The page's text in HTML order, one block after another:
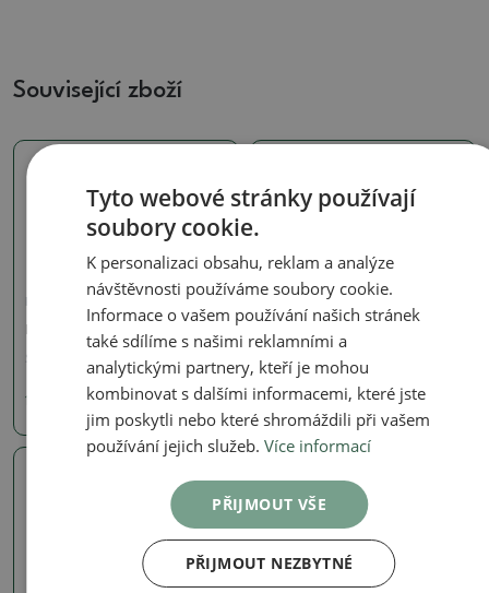
Související zboží
bonsai_elixir 0,5l
148 Kč
Hnojiva na bonsaje
SKU: doplnky_03
49 Kč
Tyto webové stránky používají
soubory cookie.
K personalizaci obsahu, reklam a analýze
návštěvnosti používáme soubory cookie.
Informace o vašem používání našich stránek
také sdílíme s našimi reklamními a
analytickými partnery, kteří je mohou
kombinovat s dalšími informacemi, které jste
jim poskytli nebo které shromáždili při vašem
používání jejich služeb.Více informací
PŘIJMOUT VŠE
PŘIJMOUT NEZBYTNÉ